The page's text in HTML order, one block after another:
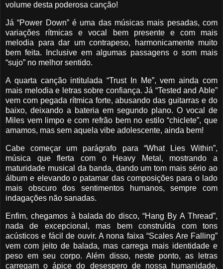
volume desta poderosa canção!
Já “Power Down” é uma das músicas mais pesadas, com
variações rítmicas e vocal bem presente e com mais
melodia para dar um contrapeso, harmonicamente muito
bem feita. Inclusive em algumas passagens o som mais
“sujo” no melhor sentido.
A quarta canção intitulada “Trust In Me”, vem ainda com
mais melodia e letras sobre confiança. Já “Tested and Able”
vem com pegada rítmica forte, abusando das guitarras e do
baixo, deixando a bateria em segundo plano. O vocal de
Miles vem limpo e com refrão bem no estilo “chiclete”, que
amamos, mas sem aquela vibe adolescente, ainda bem!
Cabe começar um parágrafo para “What Lies Within”,
música que flerta com o Heavy Metal, mostrando a
maturidade musical da banda, dando um tom mais sério ao
álbum e elevando o patamar das composições para o lado
mais obscuro dos sentimentos humanos, sempre com
indagações não sanadas.
Enfim, chegamos à balada do disco, “Hang By A Thread”,
nada de excepcional, mas bem construída com tons
acústicos e fácil de ouvir. A nona faixa “Scales Are Falling”
vem com jeito de balada, mas carrega mais identidade e
peso em seu corpo. Além disso, neste ponto, as letras
carregam o ápice do desespero de nossa humanidade,